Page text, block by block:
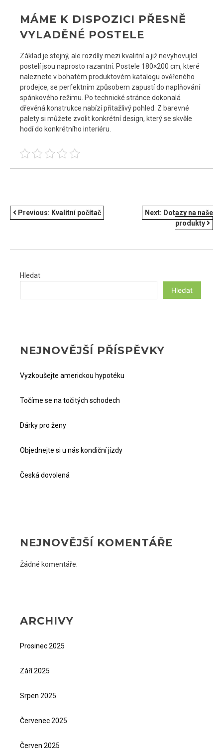
MÁME K DISPOZICI PŘESNĚ
VYLADĚNÉ POSTELE
Základ je stejný, ale rozdíly mezi kvalitní a již nevyhovující
postelí jsou naprosto razantní. Postele 180×200 cm, které
naleznete v bohatém produktovém katalogu ověřeného
prodejce, se perfektním způsobem zapustí do naplňování
spánkového režimu. Po technické stránce dokonalá
dřevěná konstrukce nabízí přitažlivý pohled. Z barevné
palety si můžete zvolit konkrétní design, který se skvěle
hodí do konkrétního interiéru.
NAVIGACE
Previous: Kvalitní počítač Next: Dotazy na naše
produkty
Hledat
Hledat
NEJNOVĚJŠÍ PŘÍSPĚVKY
Vyzkoušejte americkou hypotéku
Točíme se na točitých schodech
Dárky pro ženy
Objednejte si u nás kondiční jízdy
Česká dovolená
NEJNOVĚJŠÍ KOMENTÁŘE
Žádné komentáře.
ARCHIVY
Prosinec 2025
Září 2025
Srpen 2025
Červenec 2025
Červen 2025